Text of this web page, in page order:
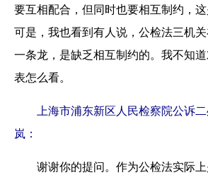
要互相配合，但同时也要相互制约，这
可是，我也看到有人说，公检法三机
一条龙，是缺乏相互制约的。我不知
表怎么看。
上海市浦东新区人民检察院公诉二
岚：
谢谢你的提问。作为公检法实际上